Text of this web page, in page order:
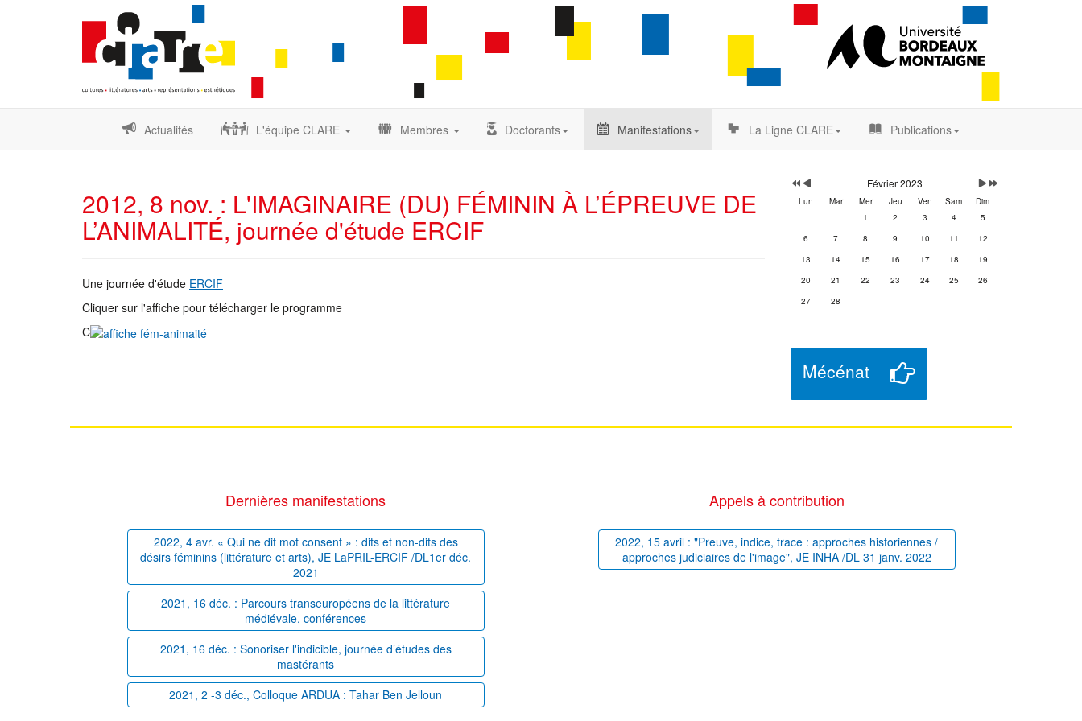
Actualités L'équipe CLARE Membres Doctorants Manifestations La Ligne CLARE Publications
2012, 8 nov. : L'IMAGINAIRE (DU) FÉMININ À L’ÉPREUVE DE
L’ANIMALITÉ, journée d'étude ERCIF
Une journée d'étude ERCIF
Cliquer sur l'affiche pour télécharger le programme
C
Février 2023
Lun Mar Mer Jeu Ven Sam
Dim
1
2 3 4
5
6
7 8 9 10 11
12
13
14 15 16 17 18
19
20
21 22 23 24 25
26
27
28
Mécénat
Dernières manifestations
2022, 4 avr. « Qui ne dit mot consent » : dits et non-dits des
désirs féminins (littérature et arts), JE LaPRIL-ERCIF /DL1er déc.
2021
2021, 16 déc. : Parcours transeuropéens de la littérature
médiévale, conférences
2021, 16 déc. : Sonoriser l'indicible, journée d’études des
mastérants
2021, 2 -3 déc., Colloque ARDUA : Tahar Ben Jelloun
Appels à contribution
2022, 15 avril : "Preuve, indice, trace : approches historiennes /
approches judiciaires de l'image", JE INHA /DL 31 janv. 2022